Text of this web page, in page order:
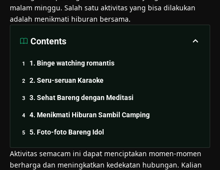
malam minggu. Salah satu aktivitas yang bisa dilakukan
adalah menikmati hiburan bersama.
Contents
1. Binge watching romantis
2. Seru-seruan Karaoke
3. Sehat Bareng dengan Meditasi
4. Menikmati Hiburan Sambil Camping
5. Foto-foto Bareng Idol
Aktivitas semacam ini dapat menciptakan momen-momen
berharga dan meningkatkan kedekatan hubungan. Kalian